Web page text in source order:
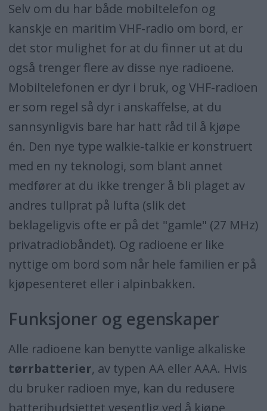
Selv om du har både mobiltelefon og
kanskje en maritim VHF-radio om bord, er
det stor mulighet for at du finner ut at du
også trenger flere av disse nye radioene.
Mobiltelefonen er dyr i bruk, og VHF-radioen
er som regel så dyr i anskaffelse, at du
sannsynligvis bare har hatt råd til å kjøpe
én. Den nye type walkie-talkie er konstruert
med en ny teknologi, som blant annet
medfører at du ikke trenger å bli plaget av
andres tullprat på lufta (slik det
beklageligvis ofte er på det "gamle" (27 MHz)
privatradiobåndet). Og radioene er like
nyttige om bord som når hele familien er på
kjøpesenteret eller i alpinbakken.
Funksjoner og egenskaper
Alle radioene kan benytte vanlige alkaliske
tørrbatterier, av typen AA eller AAA. Hvis
du bruker radioen mye, kan du redusere